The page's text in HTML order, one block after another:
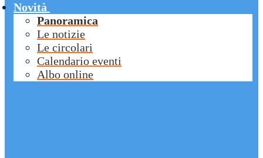
Novità
Panoramica
Le notizie
Le circolari
Calendario eventi
Albo online